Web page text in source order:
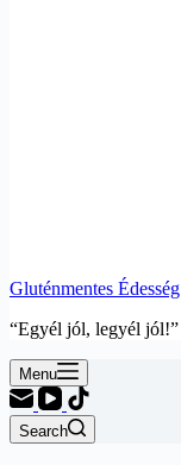
Gluténmentes Édesség
“Egyél jól, legyél jól!”
Menu
Search